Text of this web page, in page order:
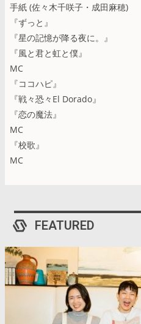
手紙 (佐々木千咲子・成田麻穂)
『ずっと』
『星の記憶が降る夜に。』
『風と君と虹と僕』
MC
『ココハピ』
『戦々恐々El Dorado』
『恋の魔法』
MC
『校歌』
MC
FEATURED